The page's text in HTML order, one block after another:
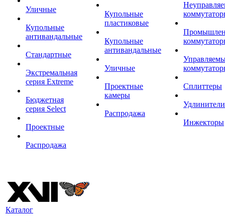
Уличные
Купольные
антивандальные
Стандартные
Экстремальная
серия Extreme
Бюджетная
серия Select
Проектные
Распродажа
Купольные
пластиковые
Купольные
антивандальные
Уличные
Проектные
камеры
Распродажа
Сплиттеры
Удлинители
Инжекторы
Каталог